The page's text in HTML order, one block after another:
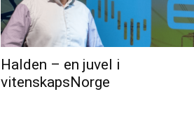
Halden – en juvel i
vitenskapsNorge